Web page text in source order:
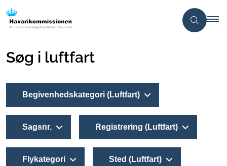
Søg i luftfart
Begivenhedskategori (Luftfart)
Sagsnr. Registrering (Luftfart)
Flykategori Sted (Luftfart)